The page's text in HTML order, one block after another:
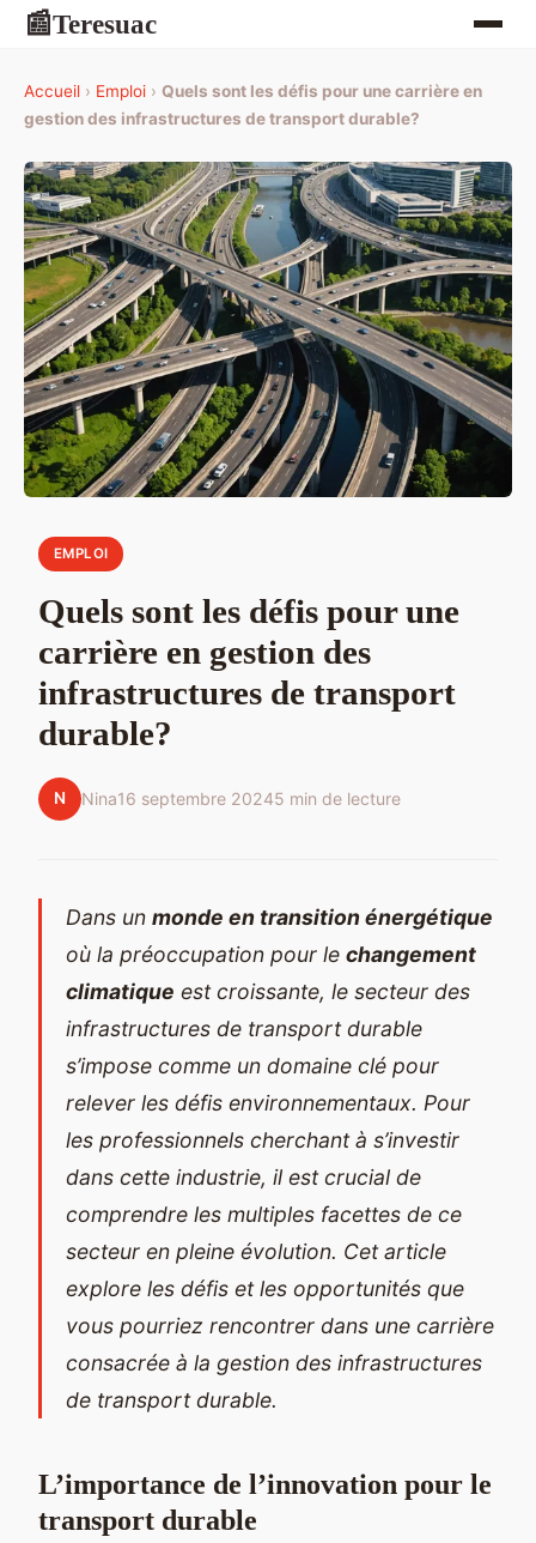
📰Teresuac
Accueil › Emploi › Quels sont les défis pour une carrière en
gestion des infrastructures de transport durable?
EMPLOI
Quels sont les défis pour une
carrière en gestion des
infrastructures de transport
durable?
N Nina16 septembre 20245 min de lecture
Dans un monde en transition énergétique
où la préoccupation pour le changement
climatique est croissante, le secteur des
infrastructures de transport durable
s’impose comme un domaine clé pour
relever les défis environnementaux. Pour
les professionnels cherchant à s’investir
dans cette industrie, il est crucial de
comprendre les multiples facettes de ce
secteur en pleine évolution. Cet article
explore les défis et les opportunités que
vous pourriez rencontrer dans une carrière
consacrée à la gestion des infrastructures
de transport durable.
L’importance de l’innovation pour le
transport durable